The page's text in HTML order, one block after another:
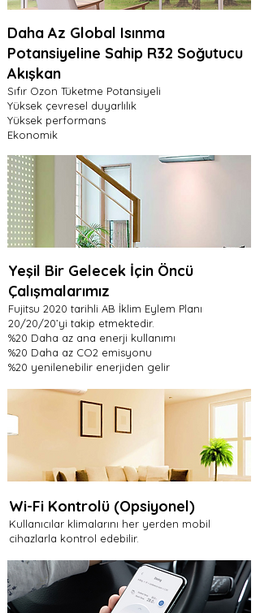
Daha Az Global Isınma
Potansiyeline Sahip R32 Soğutucu
Akışkan
Sıfır Ozon Tüketme Potansiyeli
Yüksek çevresel duyarlılık
Yüksek performans
Ekonomik
Yeşil Bir Gelecek İçin Öncü
Çalışmalarımız
Fujitsu 2020 tarihli AB İklim Eylem Planı
20/20/20’yi takip etmektedir.
%20 Daha az ana enerji kullanımı
%20 Daha az CO2 emisyonu
%20 yenilenebilir enerjiden gelir
Wi-Fi Kontrolü (Opsiyonel)
Kullanıcılar klimalarını her yerden mobil
cihazlarla kontrol edebilir.